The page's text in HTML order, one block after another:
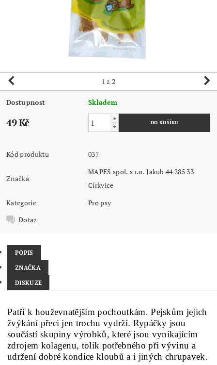
1 z 2
Dostupnost Skladem
49 Kč
Kód produktu 037
Značka
MAPES spol. s r.o. Jakub 44 285 33
Církvice
Kategorie
Pro psy
Dotaz
POPIS
ZNAČKA
DISKUZE
Patří k houževnatějším pochoutkám. Pejskům jejich
žvýkání přeci jen trochu vydrží. Rypáčky jsou
součástí skupiny výrobků, které jsou vynikajícím
zdrojem kolagenu, tolik potřebného při vývinu a
udržení dobré kondice kloubů a i jiných chrupavek.